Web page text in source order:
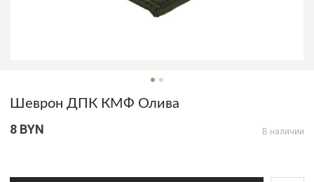
Шеврон ДПК КМФ Олива
8 BYN В наличии